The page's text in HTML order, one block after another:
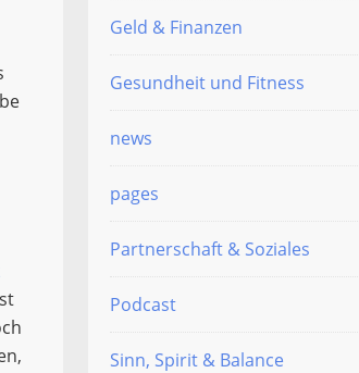
Geld & Finanzen
Gesundheit und Fitness
news
pages
Partnerschaft & Soziales
Podcast
Sinn, Spirit & Balance